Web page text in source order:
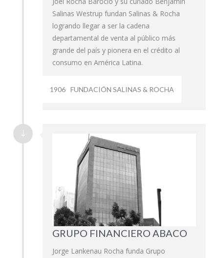
Salinas Westrup fundan Salinas & Rocha
logrando llegar a ser la cadena
departamental de venta al público más
grande del país y pionera en el crédito al
consumo en América Latina.
1906 FUNDACIÓN SALINAS & ROCHA
GRUPO FINANCIERO ABACO
Jorge Lankenau Rocha funda Grupo